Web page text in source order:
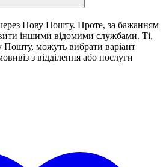
Нову Пошту. Проте, за бажанням
іншими відомими службами. Ті,
Пошту, можуть вибрати варіант
з відділення або послуги